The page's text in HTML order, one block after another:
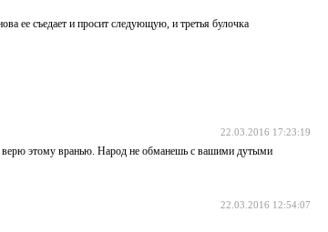
ее съедает и просит следующую, и третья булочка
22.03.2016 17:23:19
верю этому вранью. Народ не обманешь с вашими дутыми
22.03.2016 12:54:07